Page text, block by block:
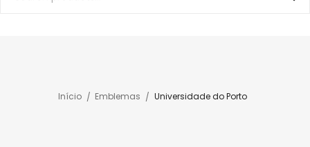
Início Emblemas Universidade do Porto